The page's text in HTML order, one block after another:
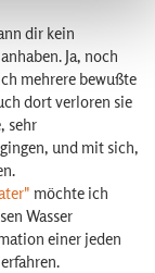
dir kein
Ja, noch
mehrere bewußte
dort verloren sie
sehr
und mit sich,
möchte ich
Wasser
einer jeden